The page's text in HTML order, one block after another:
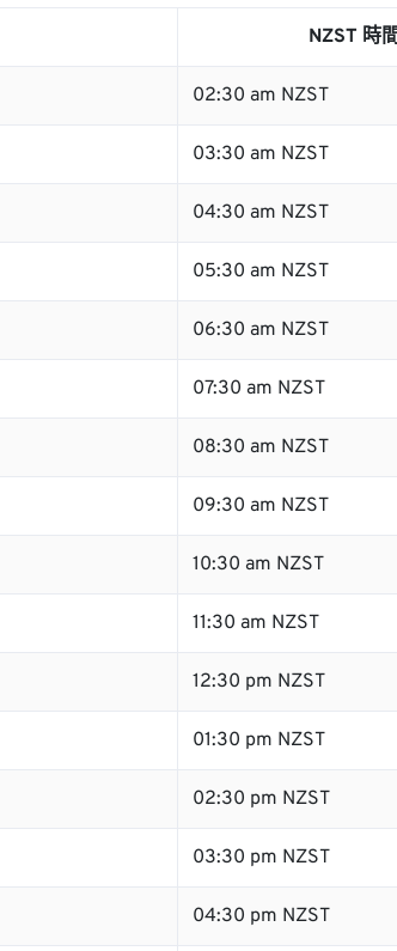
NZST 時
02:30 am NZST
03:30 am NZST
04:30 am NZST
05:30 am NZST
06:30 am NZST
07:30 am NZST
08:30 am NZST
09:30 am NZST
10:30 am NZST
11:30 am NZST
12:30 pm NZST
01:30 pm NZST
02:30 pm NZST
03:30 pm NZST
04:30 pm NZST